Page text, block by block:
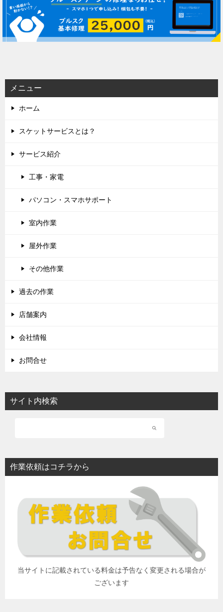
ビ
ゲ
ー
ンメニュー
ホーム
スケットサービスとは？
サービス紹介
工事・家電
パソコン・スマホサポート
室内作業
屋外作業
その他作業
過去の作業
店舗案内
会社情報
お問合せ
サイト内検索
作業依頼はコチラから
当サイトに記載されている料金は予告なく変更される場合が
ございます